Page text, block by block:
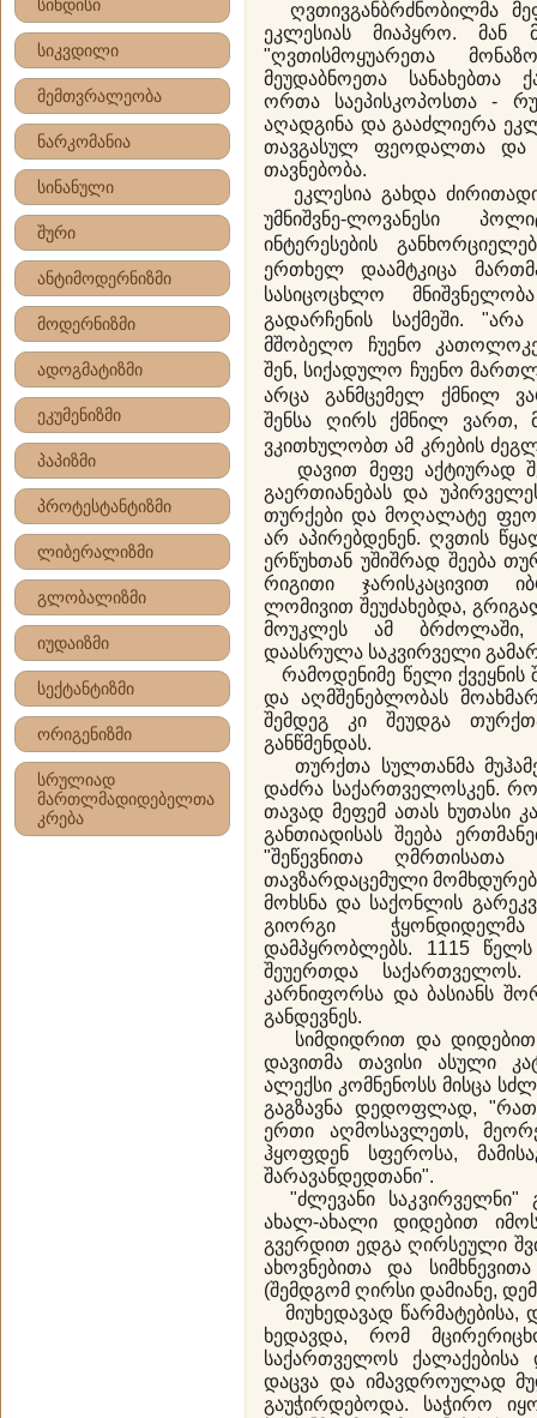
სინდისი
სიკვდილი
მემთვრალეობა
ნარკომანია
სინანული
შური
ანტიმოდერნიზმი
მოდერნიზმი
ადოგმატიზმი
ეკუმენიზმი
პაპიზმი
პროტესტანტიზმი
ლიბერალიზმი
გლობალიზმი
იუდაიზმი
სექტანტიზმი
ორიგენიზმი
სრულიად
მართლმადიდებელთა
კრება
ღვთივგანბრძნობილმა
ეკლესიას მიაპყრო. მან
"ღვთისმოყუარეთა
მეუდაბნოეთა სანახებთა
ორთა საეპისკოპოსთა -
აღადგინა და გააძლიერა
თავგასულ ფეოდალთა და
თავნებობა.
ეკლესია გახდა
უმნიშვნე-ლოვანესი
ინტერესების
ერთხელ დაამტკიცა
სასიცოცხლო
გადარჩენის საქმეში.
მშობელო ჩუენო
შენ, სიქადულო ჩუენო
არცა განმცემელ ქმნილ
შენსა ღირს ქმნილ ვართ,
ვკითხულობთ ამ კრების
დავით მეფე აქტიურად
გაერთიანებას და
თურქები და მოღალატე
არ აპირებდენენ. ღვთის
ერწუხთან უშიშრად შეება
რიგითი ჯარისკაცივით
ლომივით შეუძახებდა,
მოუკლეს ამ ბრძოლაში,
დაასრულა საკვირველი
რამოდენიმე წელი
და აღმშენებლობას
შემდეგ კი შეუდგა
განწმენდას.
თურქთა სულთანმა
დაძრა საქართველოსკენ.
თავად მეფემ ათას ხუთასი
განთიადისას შეება
"შეწევნითა
თავზარდაცემული
მოხსნა და საქონლის
გიორგი
დამპყრობლებს. 1115
შეუერთდა
კარნიფორსა და ბასიანს
განდევნეს.
სიმდიდრით და დიდებით
დავითმა თავისი ასული
ალექსი კომნენოსს მისცა
გაგზავნა დედოფლად,
ერთი აღმოსავლეთს,
ჰყოფდენ სფეროსა,
შარავანდედთანი".
"ძლევანი საკვირველნი"
ახალ-ახალი დიდებით
გვერდით ედგა ღირსეული
ახოვნებითა და
(შემდგომ ღირსი დამიანე,
მიუხედავად წარმატებისა,
ხედავდა, რომ
საქართველოს ქალაქებისა
დაცვა და იმავდროულად
გაუჭირდებოდა. საჭირო